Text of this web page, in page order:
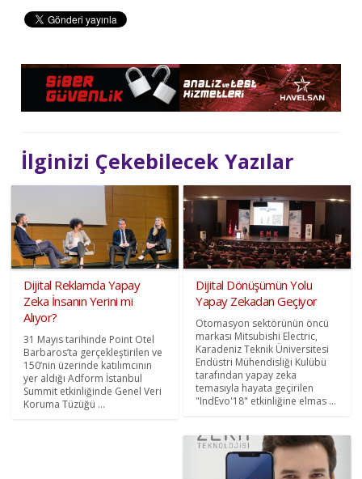
İlginizi Çekebilecek Yazılar
Dijital Reklamda Yapay
Zeka İnsanın Yerini mi
Alıyor?
31 Mayıs tarihinde Point Otel
Barbaros’ta gerçekleştirilen ve
150’nin üzerinde katılımcının
yer aldığı Adform İstanbul
Summit etkinliğinde Genel Veri
Koruma Tüzüğü ...
Dijital Dönüşümün Yolu
Yapay Zekadan Geçiyor
Otomasyon sektörünün öncü
markası Mitsubishi Electric,
Karadeniz Teknik Üniversitesi
Endüstri Mühendisliği Kulübü
tarafından yapay zeka
temasıyla hayata geçirilen
"IndEvo'18" etkinliğine elmas ...